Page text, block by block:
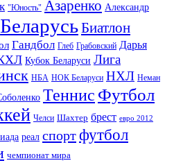
"Юность" Азаренко Александр
БеларусьБиатлон
Гандбол Глеб Грабовский Дарья
Кубок Беларуси Лига
НБА НОК Беларуси НХЛ Неман
Теннис Футбол
Челси Шахтер брест евро 2012
реал спортфутбол
чемпионат мира